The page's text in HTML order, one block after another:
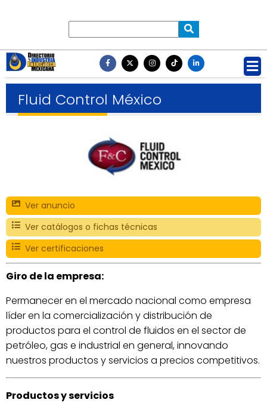
Fluid Control México
Ver anuncio
Ver catálogos o fichas técnicas
Ver certificaciones
Giro de la empresa:
Permanecer en el mercado nacional como empresa
líder en la comercialización y distribución de
productos para el control de fluidos en el sector de
petróleo, gas e industrial en general, innovando
nuestros productos y servicios a precios competitivos.
Productos y servicios